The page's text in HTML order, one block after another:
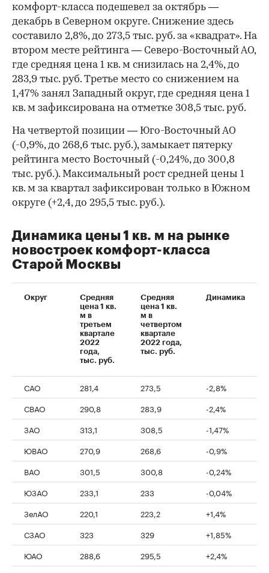
комфорт-класса подешевел за октябрь —
декабрь в Северном округе. Снижение здесь
составило 2,8%, до 273,5 тыс. руб. за «квадрат». На
втором месте рейтинга — Северо-Восточный АО,
где средняя цена 1 кв. м снизилась на 2,4%, до
283,9 тыс. руб. Третье место со снижением на
1,47% занял Западный округ, где средняя цена 1
кв. м зафиксирована на отметке 308,5 тыс. руб.
На четвертой позиции — Юго-Восточный АО
(-0,9%, до 268,6 тыс. руб.), замыкает пятерку
рейтинга место Восточный (-0,24%, до 300,8
тыс. руб.). Максимальный рост средней цены 1
кв. м за квартал зафиксирован только в Южном
округе (+2,4, до 295,5 тыс. руб.).
Динамика цены 1 кв. м на рынке
новостроек комфорт-класса
Старой Москвы
Округ
Средняя
цена 1 кв.
м в
третьем
квартале
2022
года,
тыс. руб.
Средняя
цена 1 кв.
м в
четвертом
квартале
2022 года,
тыс. руб.
Динамика
САО 281,4 273,5
-2,8%
СВАО
290,8 283,9
-2,4%
ЗАО
313,1 308,5
-1,47%
ЮВАО
270,9 268,6
-0,9%
ВАО
301,5 300,8
-0,24%
ЮЗАО
233,1 233
-0,04%
ЗелАО
220,1 223,2
+1,4%
СЗАО
323 329
+1,85%
ЮАО
288,6 295,5 +2,4%